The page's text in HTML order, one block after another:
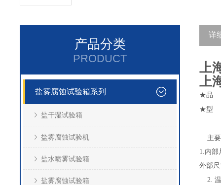
产品分类
PRODUCT
盐雾腐蚀试验箱系列
盐干湿试验箱
盐雾腐蚀试验机
盐水喷雾试验箱
盐雾腐蚀试验箱
详
上
上
★品
★
主
1.内部
外部
2.